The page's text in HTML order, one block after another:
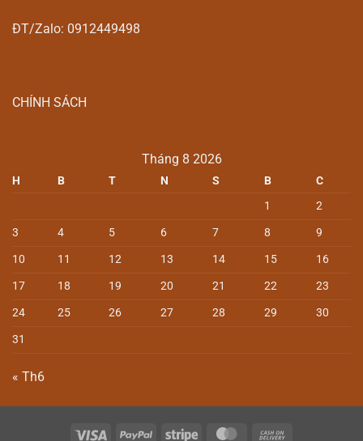
ĐT/Zalo: 0912449498
CHÍNH SÁCH
Tháng 8 2026
H B T N S B
C
1
2
3
4 5 6 7 8
9
10
11 12 13 14 15
16
17
18 19 20 21 22
23
24
25 26 27 28 29
30
31
« Th6
Visa PayPal Stripe MasterCard